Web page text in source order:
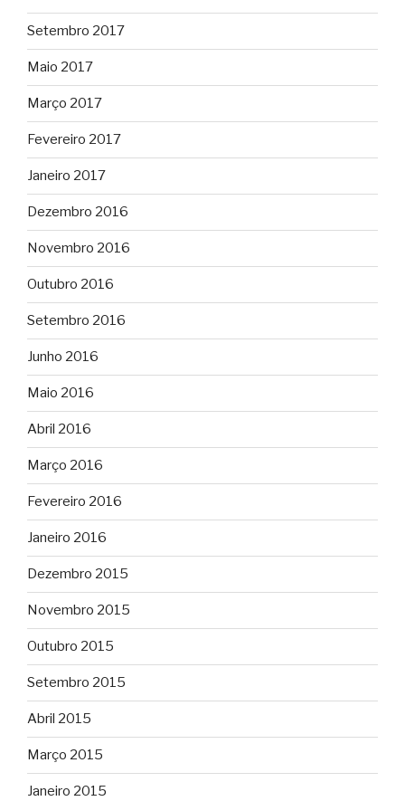
Setembro 2017
Maio 2017
Março 2017
Fevereiro 2017
Janeiro 2017
Dezembro 2016
Novembro 2016
Outubro 2016
Setembro 2016
Junho 2016
Maio 2016
Abril 2016
Março 2016
Fevereiro 2016
Janeiro 2016
Dezembro 2015
Novembro 2015
Outubro 2015
Setembro 2015
Abril 2015
Março 2015
Janeiro 2015